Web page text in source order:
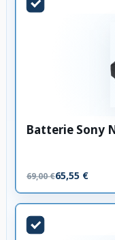
Batterie Sony
69,00 €65,55 €